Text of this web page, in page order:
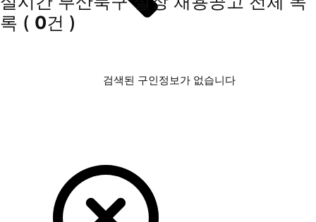
록 ( 0건 )
검색된 구인정보가 없습니다